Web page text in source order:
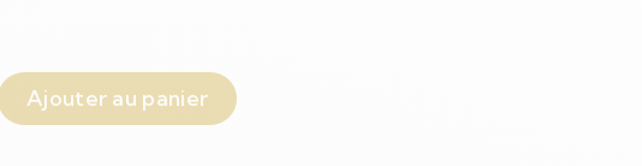
Ajouter au panier